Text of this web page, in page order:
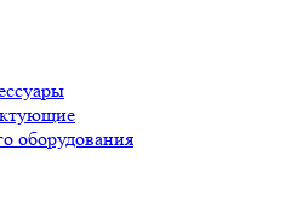
оборудования